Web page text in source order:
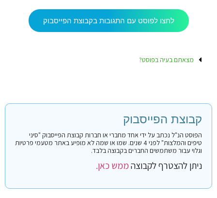
לחצו לפוסט עם התגובות בקבוצת הפייסבוק
מצאתם בעיה בפוסט?
קבוצת הפייסבוק
הפוסט הנ"ל נכתב על ידי אחד מחברי או חברות קבוצת הפייסבוק "סיני
טיפים והמלצות" לפני 4 שנים. שמו או שמה לא מופיע באתר מטעמי פרטיות
וגלוי עבור משתמשים החברים בקבוצה בלבד.
ניתן להצטרף לקבוצהממש כאן.